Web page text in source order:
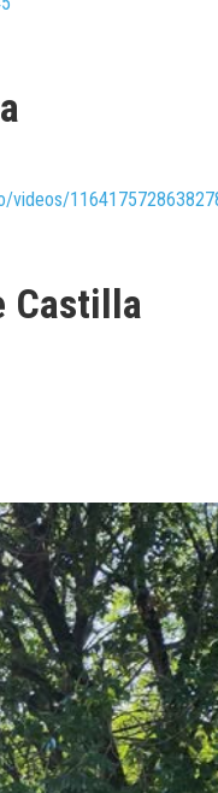
videos/
Castilla